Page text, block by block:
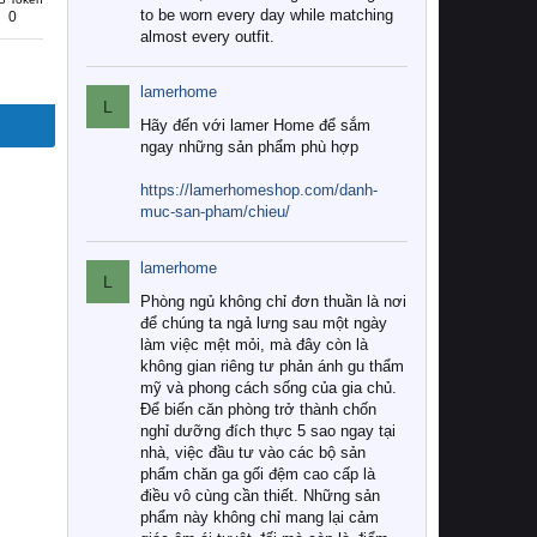
0
to be worn every day while matching
almost every outfit.
L
lamerhome
Hãy đến với lamer Home để sắm
ngay những sản phẩm phù hợp
https://lamerhomeshop.com/danh-
muc-san-pham/chieu/
L
lamerhome
Phòng ngủ không chỉ đơn thuần là nơi
để chúng ta ngả lưng sau một ngày
làm việc mệt mỏi, mà đây còn là
không gian riêng tư phản ánh gu thẩm
mỹ và phong cách sống của gia chủ.
Để biến căn phòng trở thành chốn
nghỉ dưỡng đích thực 5 sao ngay tại
nhà, việc đầu tư vào các bộ sản
phẩm chăn ga gối đệm cao cấp là
điều vô cùng cần thiết. Những sản
phẩm này không chỉ mang lại cảm